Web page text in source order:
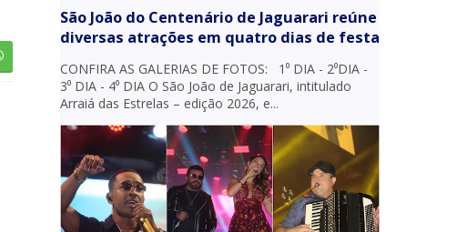
São João do Centenário de Jaguarari reúne
diversas atrações em quatro dias de festa
CONFIRA AS GALERIAS DE FOTOS: 1⁰ DIA - 2⁰DIA -
3⁰ DIA - 4⁰ DIA O São João de Jaguarari, intitulado
Arraiá das Estrelas – edição 2026, e...